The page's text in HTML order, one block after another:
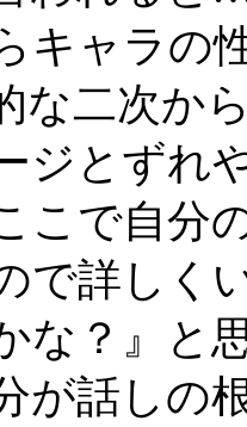
キャラの
な二次か
ジとずれ
こで自分
で詳しく
な？』と
が話しの